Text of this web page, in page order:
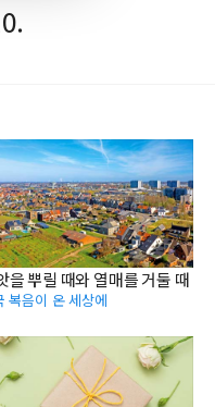
을 뿌릴 때와 열매를 거둘 때
복음이 온 세상에